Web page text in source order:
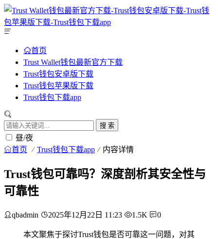
首页
Trust Wallet钱包最新官方下载
Trust钱包安卓版下载
Trust钱包苹果版下载
Trust钱包下载app
搜 索
昼/夜
首页 Trust钱包下载app 内容详情
Trust钱包可靠吗？深度剖析其安全性与
可靠性
qbadmin 2025年12月22日 11:23 1.5K 0
本文聚焦于探讨Trust钱包是否可靠这一问题，对其